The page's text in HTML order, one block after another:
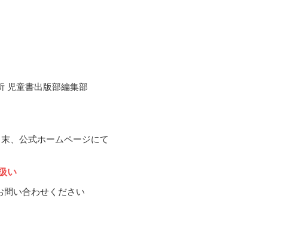
児童書出版部編集部
、公式ホームページにて
い
問い合わせください